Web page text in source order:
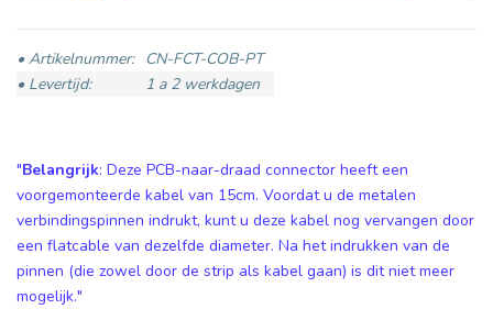
• Artikelnummer:
CN-FCT-COB-PT
• Levertijd:
1 a 2 werkdagen
"Belangrijk: Deze PCB-naar-draad connector heeft een
voorgemonteerde kabel van 15cm. Voordat u de metalen
verbindingspinnen indrukt, kunt u deze kabel nog vervangen door
een flatcable van dezelfde diameter. Na het indrukken van de
pinnen (die zowel door de strip als kabel gaan) is dit niet meer
mogelijk."